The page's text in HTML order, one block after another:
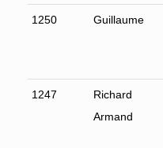
1250 Guillaume
1247
Richard
Armand